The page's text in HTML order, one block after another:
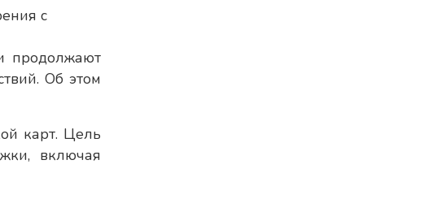
продолжают
Об этом
карт. Цель
включая